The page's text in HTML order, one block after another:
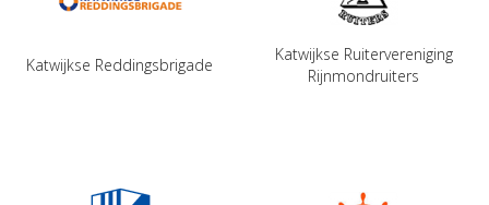
Katwijkse Reddingsbrigade
Katwijkse Ruitervereniging
Rijnmondruiters